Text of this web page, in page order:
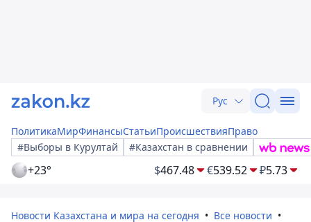
Рус
ПолитикаМирФинансыСтатьиПроисшествияПраво
#Выборы в Курултай
#Казахстан в сравнении
+23° $467.48 €539.52 ₽5.73
Новости Казахстана и мира на сегодня
Все новости